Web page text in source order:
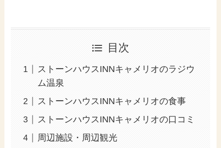
目次
ストーンハウスINNキャメリオのラジウ
ム温泉
ストーンハウスINNキャメリオの食事
ストーンハウスINNキャメリオの口コミ
周辺施設・周辺観光